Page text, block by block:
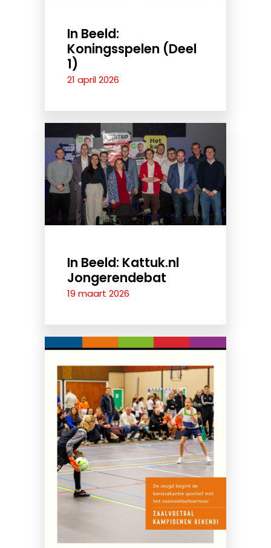
In Beeld:
Koningsspelen (Deel
1)
21 april 2026
In Beeld: Kattuk.nl
Jongerendebat
19 maart 2026